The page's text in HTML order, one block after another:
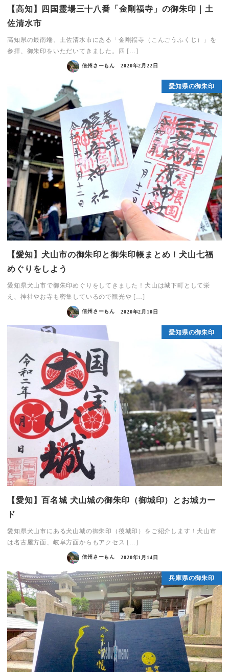
【高知】四国霊場三十八番「金剛福寺」の御朱印｜土
佐清水市
高知県の最南端、土佐清水市にある「金剛福寺（こんごうふくじ）」を
参拝、御朱印をいただいてきました。四 […]
信州さーもん 2020年2月22日
愛知県の御朱印
【愛知】犬山市の御朱印と御朱印帳まとめ！犬山七福
めぐりをしよう
愛知県犬山市で御朱印めぐりをしてきました！犬山は城下町として栄
え、神社やお寺も密集しているので観光や […]
信州さーもん 2020年2月10日
愛知県の御朱印
【愛知】百名城 犬山城の御朱印（御城印）とお城カー
ド
愛知県犬山市にある犬山城の御朱印（後城印）をご紹介します！犬山市
は名古屋方面、岐阜方面からもアクセス […]
信州さーもん 2020年1月14日
兵庫県の御朱印